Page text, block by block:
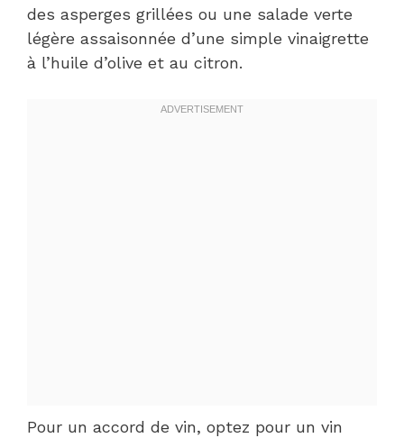
des asperges grillées ou une salade verte
légère assaisonnée d’une simple vinaigrette
à l’huile d’olive et au citron.
Pour un accord de vin, optez pour un vin